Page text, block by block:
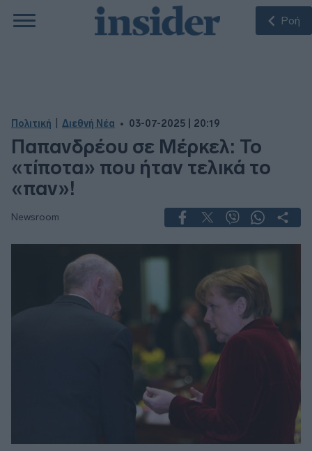
Ροή
Πολιτική Διεθνή Νέα 03-07-2025 | 20:19
Παπανδρέου σε Μέρκελ: Το
«τίποτα» που ήταν τελικά το
«παν»!
Newsroom